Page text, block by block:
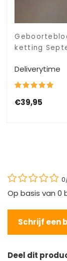
ketting
Deliverytime
€39,95
Op basis van 0
Schrijf een
Deel dit